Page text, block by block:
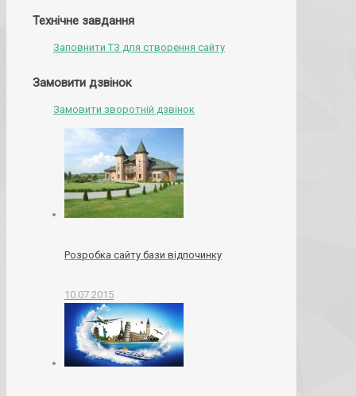
Технічне завдання
Заповнити ТЗ для створення сайту
Замовити дзвінок
Замовити зворотній дзвінок
Розробка сайту бази відпочинку
10.07.2015